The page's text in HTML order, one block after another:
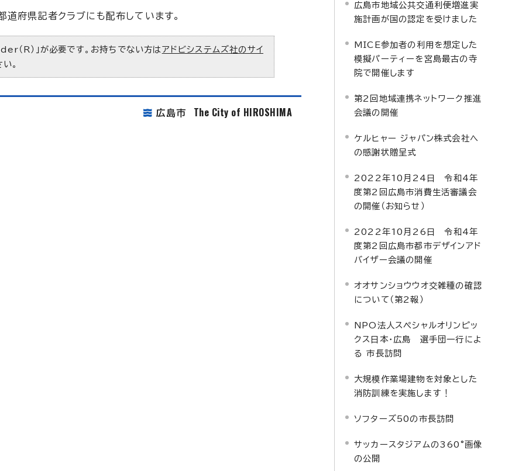
府県記者クラブにも配布しています。
（R）」が必要です。お持ちでない方は アドビシステムズ社のサイ
。
広島市 The City of HIROSHIMA
広島市地域公共交通利便増進実
施計画が国の認定を受けました
MICE参加者の利用を想定した
模擬パーティーを宮島最古の寺
院で開催します
第2回地域連携ネットワーク推進
会議の開催
ケルヒャー ジャパン株式会社へ
の感謝状贈呈式
2022年10月24日 令和4年
度第2回広島市消費生活審議会
の開催（お知らせ）
2022年10月26日 令和4年
度第2回広島市都市デザインアド
バイザー会議の開催
オオサンショウウオ交雑種の確認
について（第2報）
NPO法人スペシャルオリンピッ
クス日本・広島 選手団一行によ
る 市長訪問
大規模作業場建物を対象とした
消防訓練を実施します！
ソフターズ50の市長訪問
サッカースタジアムの360°画像
の公開